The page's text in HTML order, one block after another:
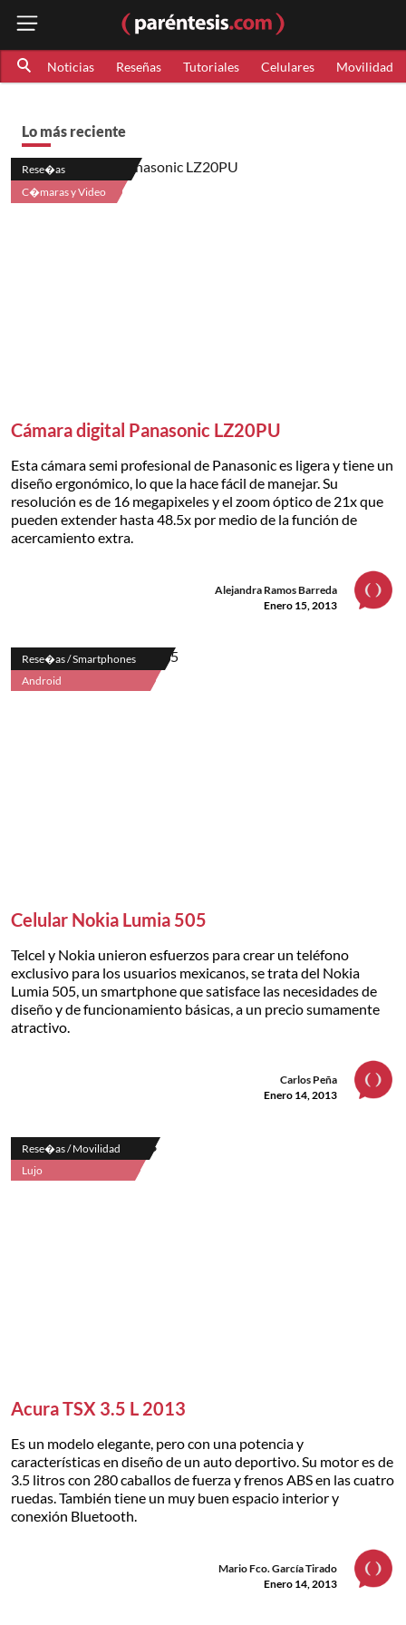
Noticias Reseñas Tutoriales Celulares Movilidad
Lo más reciente
Rese�as
C�maras y Video
Cámara digital Panasonic LZ20PU
Esta cámara semi profesional de Panasonic es ligera y tiene un
diseño ergonómico, lo que la hace fácil de manejar. Su
resolución es de 16 megapixeles y el zoom óptico de 21x que
pueden extender hasta 48.5x por medio de la función de
acercamiento extra.
Alejandra Ramos Barreda
Enero 15, 2013
Rese�as / Smartphones
Android
Celular Nokia Lumia 505
Telcel y Nokia unieron esfuerzos para crear un teléfono
exclusivo para los usuarios mexicanos, se trata del Nokia
Lumia 505, un smartphone que satisface las necesidades de
diseño y de funcionamiento básicas, a un precio sumamente
atractivo.
Carlos Peña
Enero 14, 2013
Rese�as / Movilidad
Lujo
Acura TSX 3.5 L 2013
Es un modelo elegante, pero con una potencia y
características en diseño de un auto deportivo. Su motor es de
3.5 litros con 280 caballos de fuerza y frenos ABS en las cuatro
ruedas. También tiene un muy buen espacio interior y
conexión Bluetooth.
Mario Fco. García Tirado
Enero 14, 2013